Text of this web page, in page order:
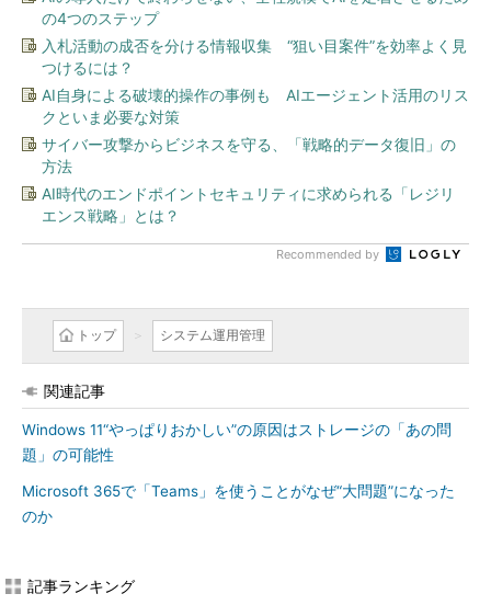
の4つのステップ
入札活動の成否を分ける情報収集 “狙い目案件”を効率よく見
つけるには？
AI自身による破壊的操作の事例も AIエージェント活用のリス
クといま必要な対策
サイバー攻撃からビジネスを守る、「戦略的データ復旧」の
方法
AI時代のエンドポイントセキュリティに求められる「レジリ
エンス戦略」とは？
Recommended by
トップ システム運用管理
関連記事
Windows 11“やっぱりおかしい”の原因はストレージの「あの問
題」の可能性
Microsoft 365で「Teams」を使うことがなぜ“大問題”になった
のか
記事ランキング